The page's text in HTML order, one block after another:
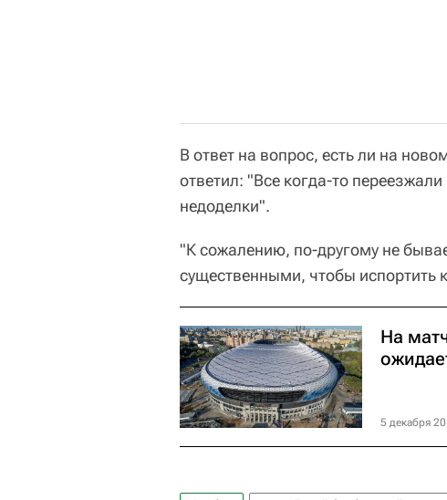
В ответ на вопрос, есть ли на
ответил: "Все когда-то
недоделки".
"К сожалению, по-другому не
существенными, чтобы испортить
На
5 декабря